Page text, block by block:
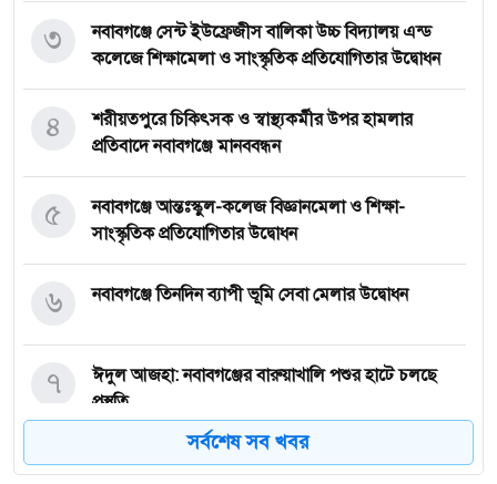
নবাবগঞ্জে সেন্ট ইউফ্রেজীস বালিকা উচ্চ বিদ্যালয় এন্ড
কলেজে শিক্ষামেলা ও সাংস্কৃতিক প্রতিযোগিতার উদ্বোধন
৩
শরীয়তপুরে চিকিৎসক ও স্বাস্থ্যকর্মীর উপর হামলার
প্রতিবাদে নবাবগঞ্জে মানববন্ধন
৪
নবাবগঞ্জে আন্তঃস্কুল-কলেজ বিজ্ঞানমেলা ও শিক্ষা-
সাংস্কৃতিক প্রতিযোগিতার উদ্বোধন
৫
নবাবগঞ্জে তিনদিন ব্যাপী ভূমি সেবা মেলার উদ্বোধন
৬
ঈদুল আজহা: নবাবগঞ্জের বারুয়াখালি পশুর হাটে চলছে
প্রস্তুতি
৭
নবাবগঞ্জে পরিস্কার পরিচ্ছন্নতা অভিযানে এমপি
৮
সর্বশেষ সব খবর